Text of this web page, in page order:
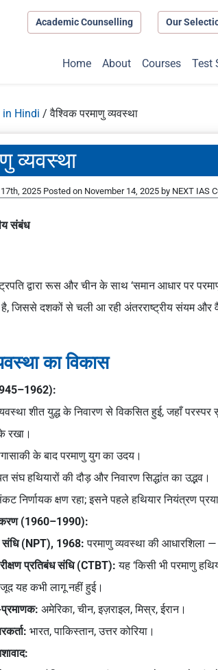
Academic Counselling Our
Home About Courses Test
in Hindi /वैश्विक परमाणु व्यवस्था
व्यवस्था
2025 Posted on November 14, 2025 by NEXT IAS
संबंध
द्वारा रूस और चीन के साथ ‘समान आधार पर
जिससे दशकों से चली आ रही अंतरराष्ट्रीय संयम और
का विकास
शीत युद्ध केनिवारणसे विकसित हुई, जहाँपरस्पर
रखा।
के बादपरमाणु युगका उदय।
संघ हथियारों की दौड़ और निवारण सिद्धांत का उद्भव।
निर्णायक क्षण रहा; इसने पहले हथियार नियंत्रण
(1960–1990):
संधि (NPT), 1968: परमाणु व्यवस्था की आधारशिला —
प्रतिबंध संधि (CTBT): यह ‘किसी भी परमाणु
यह कभी लागू नहीं हुई।
अमेरिका, चीन, इज़राइल, मिस्र, ईरान।
भारत, पाकिस्तान, उत्तर कोरिया।